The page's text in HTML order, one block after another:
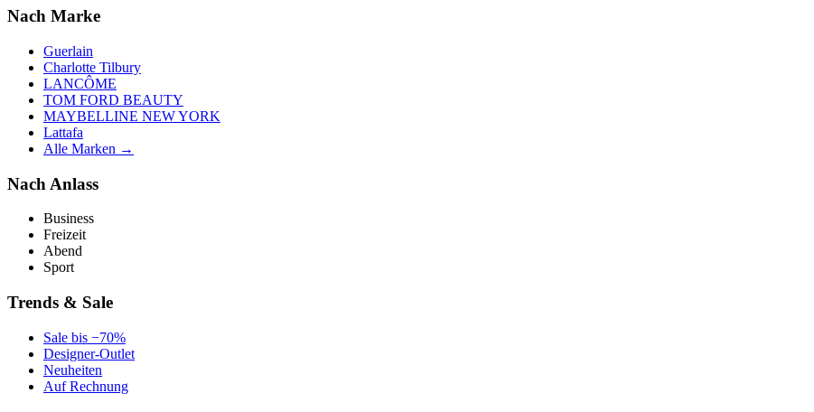
Nach Marke
Guerlain
Charlotte Tilbury
LANCÔME
TOM FORD BEAUTY
MAYBELLINE NEW YORK
Lattafa
Alle Marken →
Nach Anlass
Business
Freizeit
Abend
Sport
Trends & Sale
Sale bis −70%
Designer-Outlet
Neuheiten
Auf Rechnung